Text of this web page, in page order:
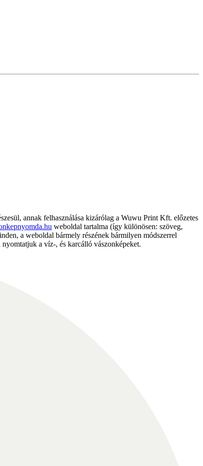
annak felhasználása kizárólag a Wuwu Print Kft. előzetes
weboldal tartalma (így különösen: szöveg,
a weboldal bármely részének bármilyen módszerrel
a víz-, és karcálló vászonképeket.